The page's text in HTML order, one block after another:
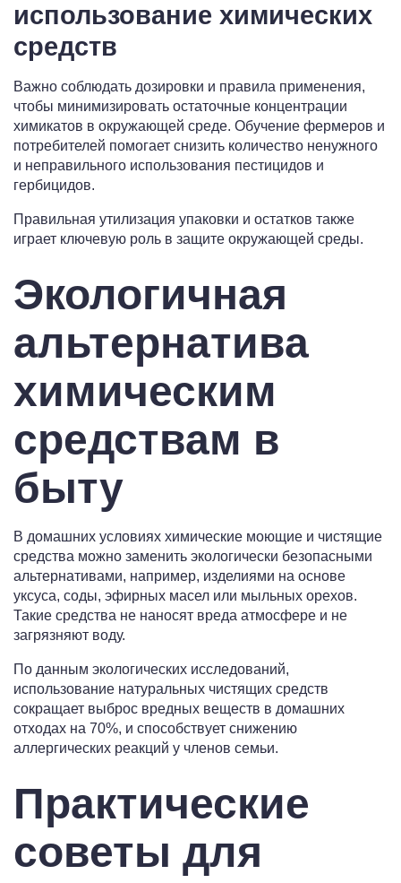
использование химических
средств
Важно соблюдать дозировки и правила применения,
чтобы минимизировать остаточные концентрации
химикатов в окружающей среде. Обучение фермеров и
потребителей помогает снизить количество ненужного
и неправильного использования пестицидов и
гербицидов.
Правильная утилизация упаковки и остатков также
играет ключевую роль в защите окружающей среды.
Экологичная
альтернатива
химическим
средствам в
быту
В домашних условиях химические моющие и чистящие
средства можно заменить экологически безопасными
альтернативами, например, изделиями на основе
уксуса, соды, эфирных масел или мыльных орехов.
Такие средства не наносят вреда атмосфере и не
загрязняют воду.
По данным экологических исследований,
использование натуральных чистящих средств
сокращает выброс вредных веществ в домашних
отходах на 70%, и способствует снижению
аллергических реакций у членов семьи.
Практические
советы для